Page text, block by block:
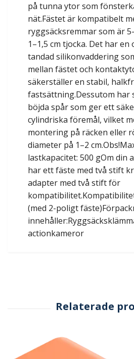
på tunna ytor som
nät.Fästet är kompatibelt
ryggsäcksremmar som är
1–1,5 cm tjocka. Det har
tandad silikonvaddering
mellan fästet och
säkerställer en stabil,
fastsättning.Dessutom har
böjda spår som ger ett
cylindriska föremål, vilket
montering på räcken eller
diameter på 1–2
lastkapacitet: 500 gOm din
har ett fäste med två stift
adapter med två stift för
(med 2-poligt
actionkameror